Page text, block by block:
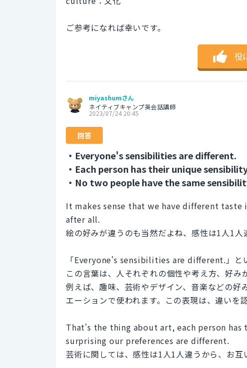
ご参考になれば幸いです。
役
miyashumさん
ネイティブキャンプ英会話講師
2023/07/24 20:45
回答
・Everyone's sensibilities are different.
・Each person has their unique
・No two people have the same
It makes sense that we have different
after all.
絵の好みが違うのも当然だよね、感性は1人1人
「Everyone's sensibilities are different.」と
この言葉は、人それぞれの個性や考え方、好み
例えば、趣味、芸術やデザイン、音楽などの
エーションで使われます。この表現は、違いを
That's the thing about art, each person
surprising our preferences are different.
芸術に関しては、感性は1人1人違うから、お互